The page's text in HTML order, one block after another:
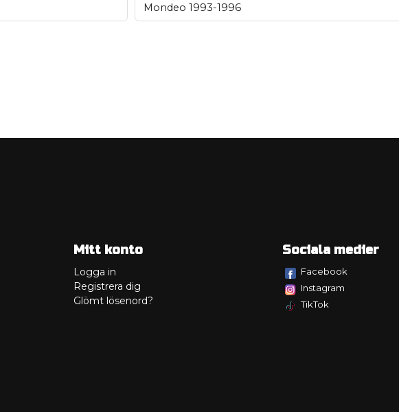
Mondeo 1993-1996
Mitt konto
Logga in
Registrera dig
Glömt lösenord?
Sociala medier
Facebook
Instagram
TikTok